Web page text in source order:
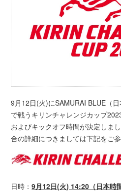
9月12日(火)にSAMURAI BLUE（
で戦うキリンチャレンジカップ
およびキックオフ時間が決定しま
合の詳細につきましては下記をご参
日時：9月12日(火) 14:20（日本時